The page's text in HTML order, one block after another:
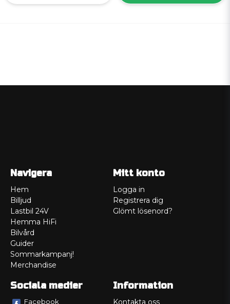
Navigera
Hem
Billjud
Lastbil 24V
Hemma HiFi
Bilvård
Guider
Sommarkampanj!
Merchandise
Mitt konto
Logga in
Registrera dig
Glömt lösenord?
Sociala medier
Facebook
Information
Kontakta oss